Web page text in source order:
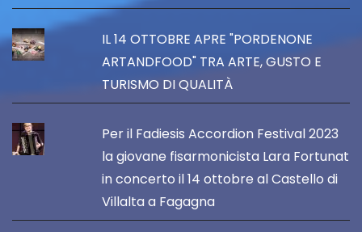
IL 14 OTTOBRE APRE "PORDENONE
ARTANDFOOD" TRA ARTE, GUSTO E
TURISMO DI QUALITÀ
Per il Fadiesis Accordion Festival 2023
la giovane fisarmonicista Lara Fortunat
in concerto il 14 ottobre al Castello di
Villalta a Fagagna